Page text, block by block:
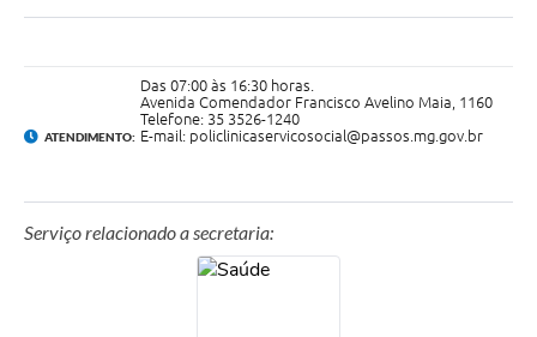
ATENDIMENTO:
Das 07:00 às 16:30 horas.
Avenida Comendador Francisco Avelino Maia, 1160
Telefone: 35 3526-1240
E-mail: policlinicaservicosocial@passos.mg.gov.br
Serviço relacionado a secretaria: